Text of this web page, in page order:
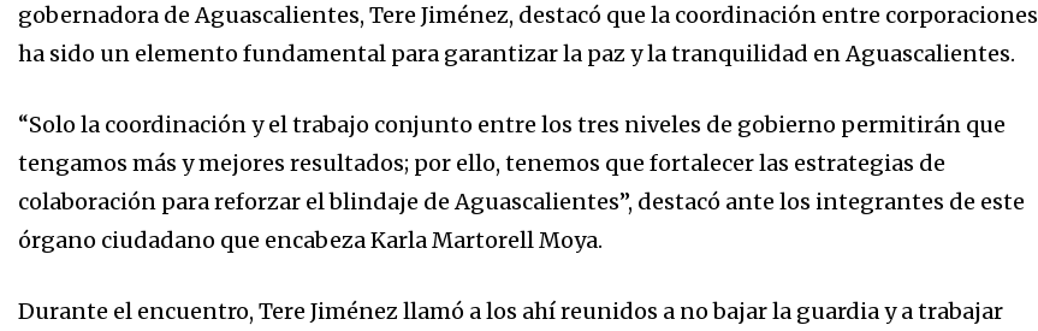
gobernadora de Aguascalientes, Tere Jiménez, destacó que la coordinación entre corporaciones
ha sido un elemento fundamental para garantizar la paz y la tranquilidad en Aguascalientes.
“Solo la coordinación y el trabajo conjunto entre los tres niveles de gobierno permitirán que
tengamos más y mejores resultados; por ello, tenemos que fortalecer las estrategias de
colaboración para reforzar el blindaje de Aguascalientes”, destacó ante los integrantes de este
órgano ciudadano que encabeza Karla Martorell Moya.
Durante el encuentro, Tere Jiménez llamó a los ahí reunidos a no bajar la guardia y a trabajar